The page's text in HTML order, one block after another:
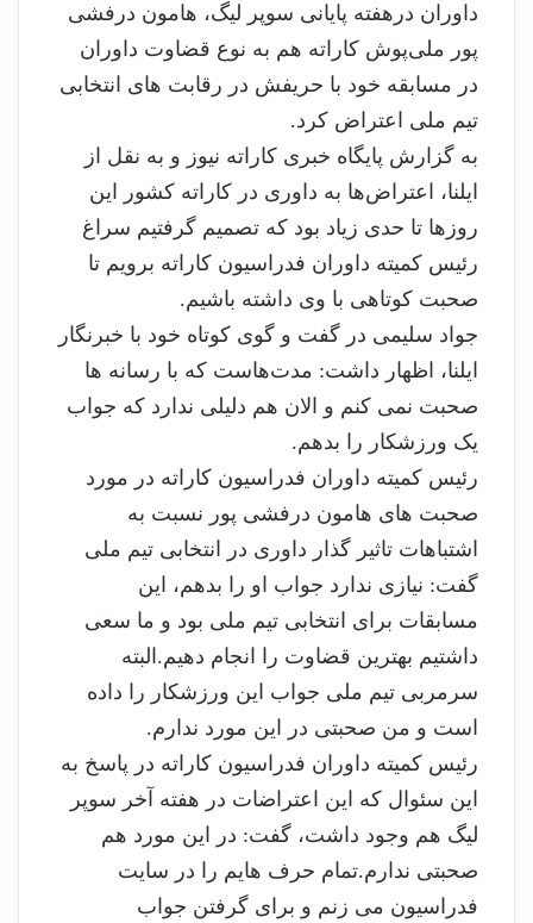
داوران درهفته پایانی سوپر لیگ، هامون درفشی
پور ملی‌پوش کاراته هم به نوع قضاوت داوران
در مسابقه خود با حریفش در رقابت های انتخابی
تیم ملی اعتراض کرد.
به گزارش پایگاه خبری کاراته نیوز و به نقل از
ایلنا، اعتراض‌ها به داوری در کاراته کشور این
روزها تا حدی زیاد بود که تصمیم گرفتیم سراغ
رئیس کمیته داوران فدراسیون کاراته برویم تا
صحبت کوتاهی با وی داشته باشیم.
جواد سلیمی در گفت و گوی کوتاه خود با خبرنگار
ایلنا، اظهار داشت: مدت‌هاست که با رسانه ها
صحبت نمی کنم و الان هم دلیلی ندارد که جواب
یک ورزشکار را بدهم.
رئیس کمیته داوران فدراسیون کاراته در مورد
صحبت های هامون درفشی پور نسبت به
اشتباهات تاثیر گذار داوری در انتخابی تیم ملی
گفت: نیازی ندارد جواب او را بدهم، این
مسابقات برای انتخابی تیم ملی بود و ما سعی
داشتیم بهترین قضاوت را انجام دهیم.البته
سرمربی تیم ملی جواب این ورزشکار را داده
است و من صحبتی در این مورد ندارم.
رئیس کمیته داوران فدراسیون کاراته در پاسخ به
این سئوال که این اعتراضات در هفته آخر سوپر
لیگ هم وجود داشت، گفت: در این مورد هم
صحبتی ندارم.تمام حرف هایم را در سایت
فدراسیون می زنم و برای گرفتن جواب